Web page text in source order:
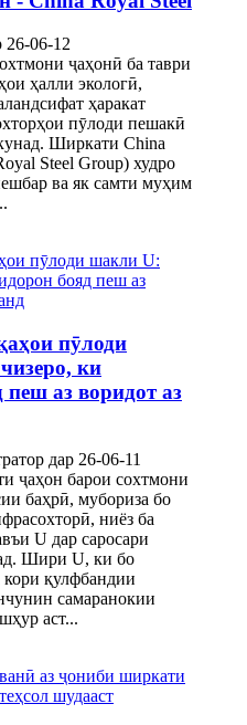
26-06-12
ҷаҳонӣ ба таври
ҳалли экологӣ,
ҳаракат
пӯлоди пешакӣ
Ширкати China
Steel Group) худро
ва як самти муҳим
пӯлоди
ки
пеш аз воридот аз
дар 26-06-11
ҷаҳон барои сохтмони
баҳрӣ, мубориза бо
ниёз ба
U дар саросари
Шири U, ки бо
қулфбандии
самаранокии
аст...